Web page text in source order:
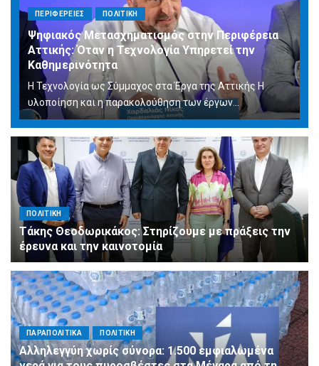
ΠΕΡΙΦΕΡΕΙΕΣ ΠΟΛΙΤΙΚΗ
Ψηφιακός Μετασχηματισμός στην Περιφέρεια
Αττικής: Όταν η Τεχνολογία Υπηρετεί την
Καθημερινότητα
Η Τεχνολογία ως Σύμμαχος στα Έργα της Αττικής Η
υλοποίηση και η παρακολούθηση των έργων...
ΠΟΛΙΤΙΚΗ
Τάκης Θεοδωρικάκος: Στηρίζουμε με πράξεις την
έρευνα και την καινοτομία
ΠΑΡΑΠΟΛΙΤΙΚΑ ΠΟΛΙΤΙΚΗ
Αλληλεγγύη χωρίς σύνορα: 1.500 εμφιαλωμένα